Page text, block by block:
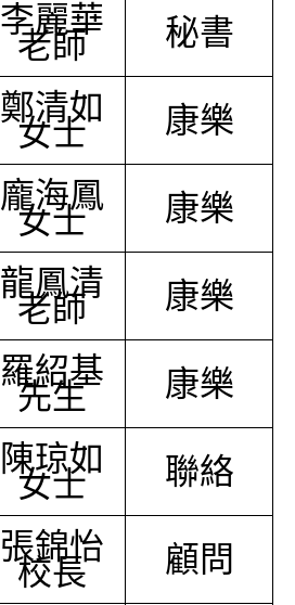
李麗華
老師 秘書
鄭清如
女士 康樂
龐海鳳
女士 康樂
龍鳳清
老師 康樂
羅紹基
先生 康樂
陳琼如
女士 聯絡
張錦怡
校長 顧問